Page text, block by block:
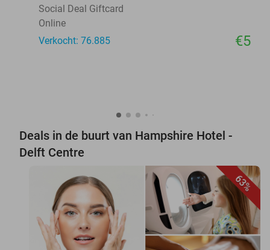
Social Deal Giftcard
Online
Verkocht: 76.885
€5
Deals in de buurt van Hampshire Hotel -
Delft Centre
63%